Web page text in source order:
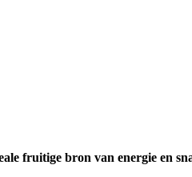
fruitige bron van energie en